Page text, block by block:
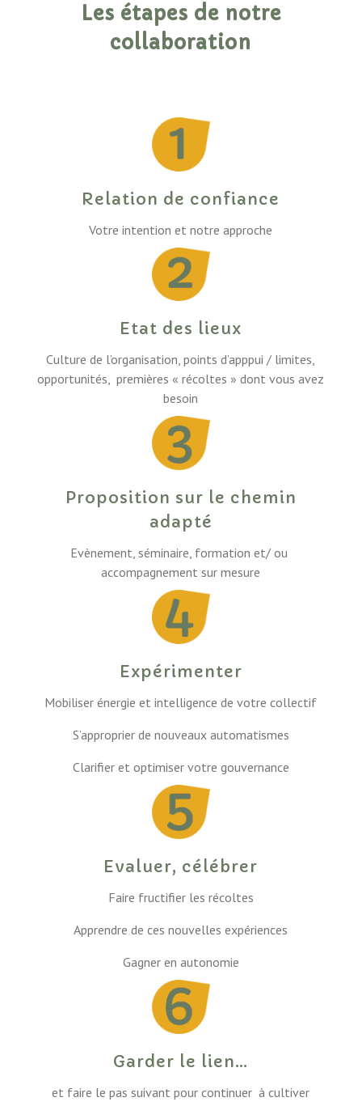
Les étapes de notre
collaboration
Relation de confiance
Votre intention etnotre approche
Etat des lieux
Culture de l’organisation, points d’apppui / limites,
opportunités, premières « récoltes » dont vous avez
besoin
Proposition sur le chemin
adapté
Evènement, séminaire, formation et/ ou
accompagnement sur mesure
Expérimenter
Mobiliser énergie et intelligence de votre collectif
S’approprier de nouveaux automatismes
Clarifier et optimiser votre gouvernance
Evaluer, célébrer
Faire fructifier les récoltes
Apprendre de ces nouvelles expériences
Gagner en autonomie
Garder le lien…
et faire le pas suivant pour continuer à cultiver